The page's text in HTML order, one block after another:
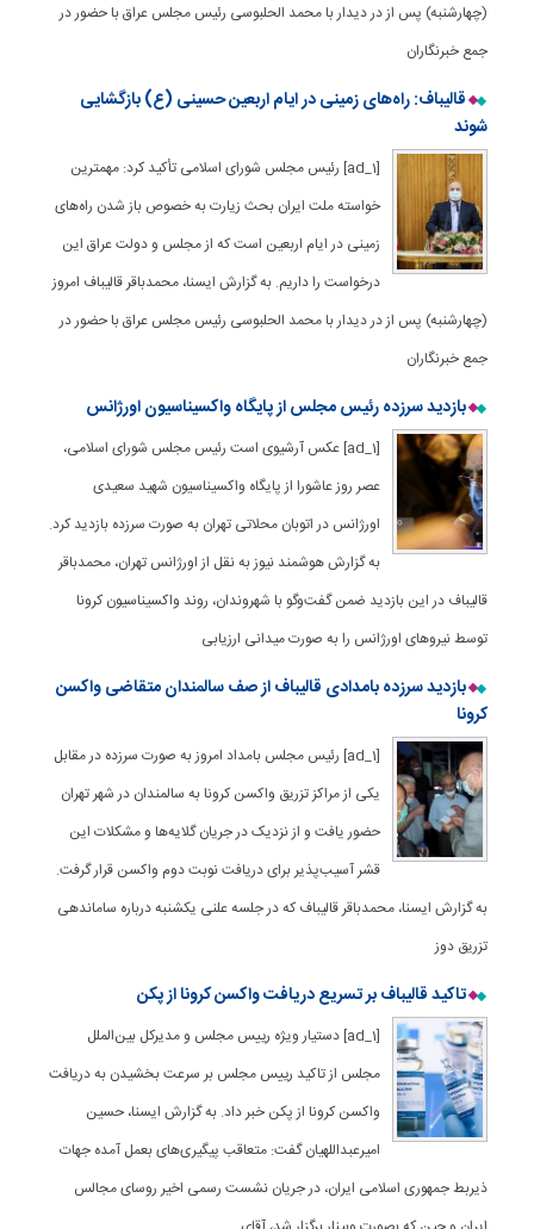
(چهارشنبه) پس از در دیدار با محمد الحلبوسی رئیس مجلس عراق با حضور در
جمع خبرنگاران
قالیباف: راه‌های زمینی در ایام اربعین حسینی (ع) بازگشایی
شوند
[ad_1] رئیس مجلس شورای اسلامی تأکید کرد: مهمترین
خواسته ملت ایران بحث زیارت به خصوص باز شدن راه‌های
زمینی در ایام اربعین است که از مجلس و دولت عراق این
درخواست را داریم. به گزارش ایسنا، محمدباقر قالیباف امروز
(چهارشنبه) پس از در دیدار با محمد الحلبوسی رئیس مجلس عراق با حضور در
جمع خبرنگاران
بازدید سرزده رئیس مجلس از پایگاه واکسیناسیون اورژانس
[ad_1] عکس آرشیوی است رئیس مجلس شورای اسلامی،
عصر روز عاشورا از پایگاه واکسیناسیون شهید سعیدی
اورژانس در اتوبان محلاتی تهران به صورت سرزده بازدید کرد.
به گزارش هوشمند نیوز به نقل از اورژانس تهران، محمدباقر
قالیباف در این بازدید ضمن گفت‌وگو با شهروندان، روند واکسیناسیون کرونا
توسط نیروهای اورژانس را به صورت میدانی ارزیابی
بازدید سرزده بامدادی قالیباف از صف سالمندان متقاضی واکسن
کرونا
[ad_1] رئیس مجلس بامداد امروز به صورت سرزده در مقابل
یکی از مراکز تزریق واکسن کرونا به سالمندان در شهر تهران
حضور یافت و از نزدیک در جریان گلایه‌ها و مشکلات این
قشر آسیب‌پذیر برای دریافت نوبت دوم واکسن قرار گرفت.
به گزارش ایسنا، محمدباقر قالیباف که در جلسه علنی یکشنبه درباره ساماندهی
تزریق دوز
تاکید قالیباف بر تسریع دریافت واکسن کرونا از پکن
[ad_1] دستیار ویژه رییس مجلس و مدیرکل بین‌الملل
مجلس از تاکید رییس مجلس بر سرعت بخشیدن به دریافت
واکسن کرونا از پکن خبر داد. به گزارش ایسنا، حسین
امیرعبداللهیان گفت: متعاقب پیگیری‌های بعمل آمده جهات
ذیربط جمهوری اسلامی ایران، در جریان نشست رسمی اخیر روسای مجالس